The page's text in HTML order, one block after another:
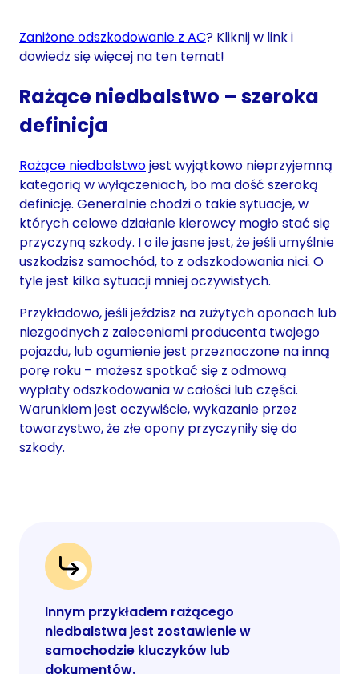
Zaniżone odszkodowanie z AC? Kliknij w link i
dowiedz się więcej na ten temat!
Rażące niedbalstwo – szeroka
definicja
Rażące niedbalstwojest wyjątkowo nieprzyjemną
kategorią w wyłączeniach, bo ma dość szeroką
definicję. Generalnie chodzi o takie sytuacje, w
których celowe działanie kierowcy mogło stać się
przyczyną szkody. I o ile jasne jest, że jeśli umyślnie
uszkodzisz samochód, to z odszkodowania nici. O
tyle jest kilka sytuacji mniej oczywistych.
Przykładowo, jeśli jeździsz na zużytych oponach lub
niezgodnych z zaleceniami producenta twojego
pojazdu, lub ogumienie jest przeznaczone na inną
porę roku – możesz spotkać się z odmową
wypłaty odszkodowania w całości lub części.
Warunkiem jest oczywiście, wykazanie przez
towarzystwo, że złe opony przyczyniły się do
szkody.
Innym przykładem rażącego
niedbalstwa jest zostawienie w
samochodzie kluczyków lub
dokumentów.